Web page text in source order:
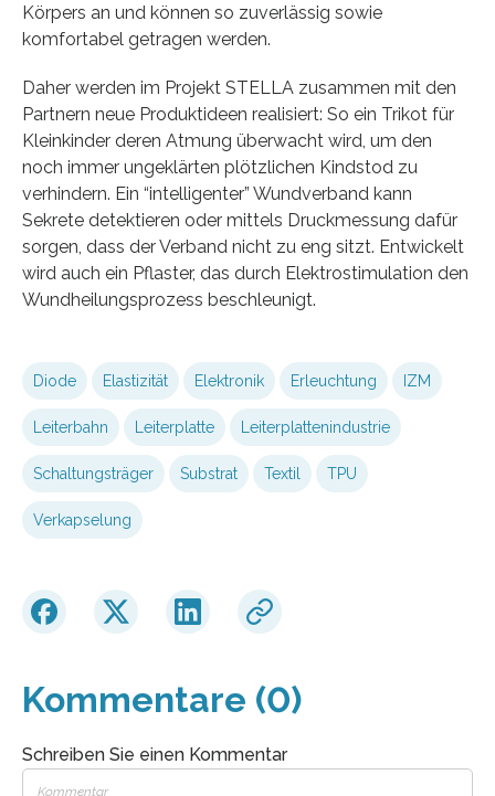
Körpers an und können so zuverlässig sowie
komfortabel getragen werden.
Daher werden im Projekt STELLA zusammen mit den
Partnern neue Produktideen realisiert: So ein Trikot für
Kleinkinder deren Atmung überwacht wird, um den
noch immer ungeklärten plötzlichen Kindstod zu
verhindern. Ein “intelligenter” Wundverband kann
Sekrete detektieren oder mittels Druckmessung dafür
sorgen, dass der Verband nicht zu eng sitzt. Entwickelt
wird auch ein Pflaster, das durch Elektrostimulation den
Wundheilungsprozess beschleunigt.
Diode Elastizität Elektronik Erleuchtung IZM
Leiterbahn Leiterplatte Leiterplattenindustrie
Schaltungsträger Substrat Textil TPU
Verkapselung
Kommentare (0)
Schreiben Sie einen Kommentar